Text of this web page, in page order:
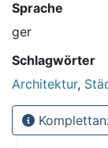
Sprache
ger
Schlagwörter
Architektur,